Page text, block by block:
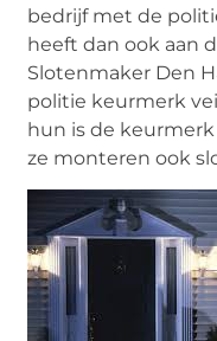
bedrijf met de
heeft dan ook aan
Slotenmaker Den
politie keurmerk
hun is de
ze monteren ook